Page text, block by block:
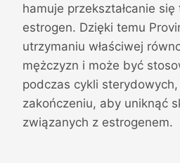
hamuje przekształcanie
estrogen. Dzięki temu
utrzymaniu właściwej
mężczyzn i może być
podczas cykli
zakończeniu, aby uniknąć
związanych z estrogenem.